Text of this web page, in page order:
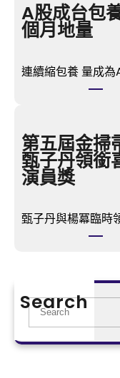
A股成台包
個月地量
連續縮包養 量成為
第五屆金掃
甄子丹領
演員獎
甄子丹與楊冪臨時
Search
S
e
a